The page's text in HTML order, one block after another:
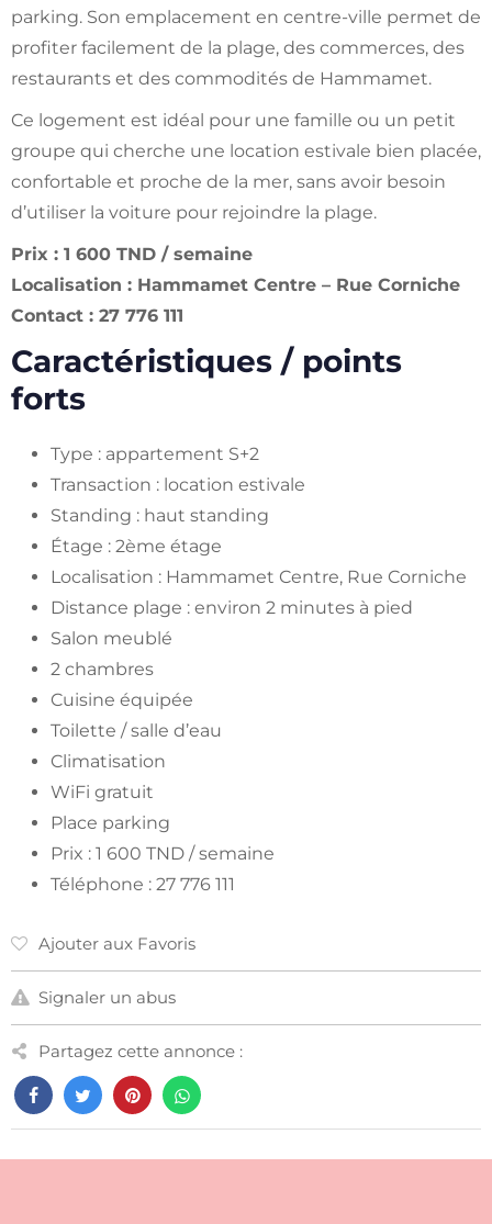
parking. Son emplacement en centre-ville permet de
profiter facilement de la plage, des commerces, des
restaurants et des commodités de Hammamet.
Ce logement est idéal pour une famille ou un petit
groupe qui cherche une location estivale bien placée,
confortable et proche de la mer, sans avoir besoin
d’utiliser la voiture pour rejoindre la plage.
Prix : 1 600 TND / semaine
Localisation : Hammamet Centre – Rue Corniche
Contact : 27 776 111
Caractéristiques / points
forts
Type : appartement S+2
Transaction : location estivale
Standing : haut standing
Étage : 2ème étage
Localisation : Hammamet Centre, Rue Corniche
Distance plage : environ 2 minutes à pied
Salon meublé
2 chambres
Cuisine équipée
Toilette / salle d’eau
Climatisation
WiFi gratuit
Place parking
Prix : 1 600 TND / semaine
Téléphone : 27 776 111
Ajouter aux Favoris
Signaler un abus
Partagez cette annonce :